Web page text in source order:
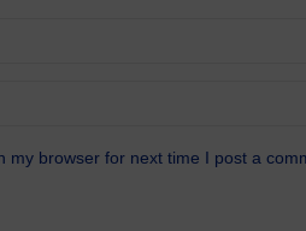
my browser for next time I post a